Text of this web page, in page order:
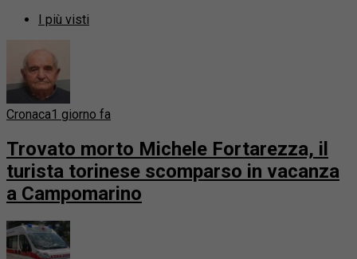
I più visti
Cronaca1 giorno fa
Trovato morto Michele Fortarezza, il
turista torinese scomparso in vacanza
a Campomarino